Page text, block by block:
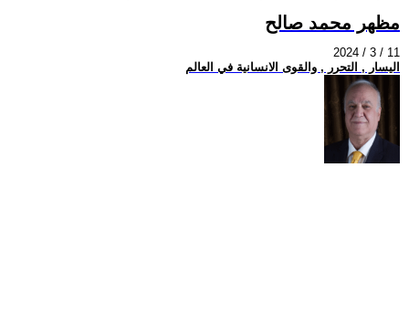
مظهر محمد صالح
2024 / 3 / 11
اليسار , التحرر , والقوى الانسانية في العالم